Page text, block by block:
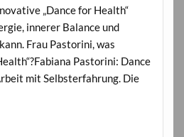
„Dance for Health“
innerer Balance und
Frau Pastorini, was
Pastorini: Dance
mit Selbsterfahrung. Die